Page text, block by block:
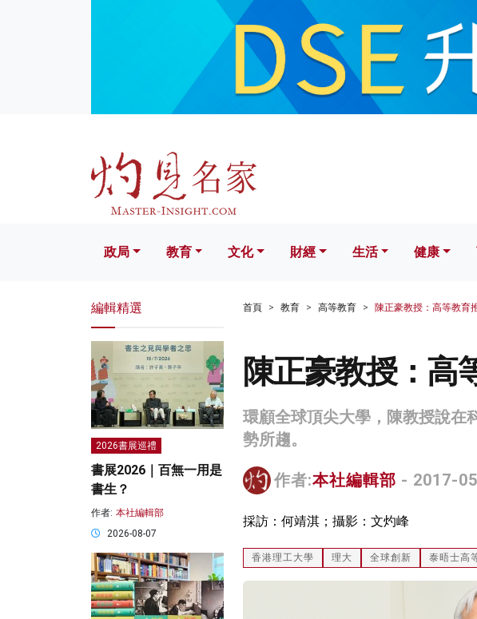
文化 財經 生活 健康
政局 教育 文化 財經 生活 健康
首頁 教育 高等教育 陳正豪教授：高等教育
陳正豪教授：高
環顧全球頂尖大學，陳教授說在
勢所趨。
作者:本社編輯部 - 2017-
採訪：何靖淇；攝影：文灼峰
香港理工大學 理大 全球創新 泰晤士高
編輯精選
2026書展巡禮
書展2026｜百無一用是
書生？
作者: 本社編輯部
2026-08-07